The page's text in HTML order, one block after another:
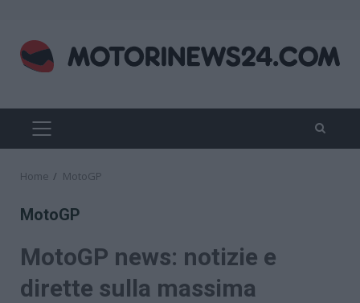
content
PRIMARY
MENU
Home MotoGP
MotoGP
MotoGP news: notizie e
dirette sulla massima